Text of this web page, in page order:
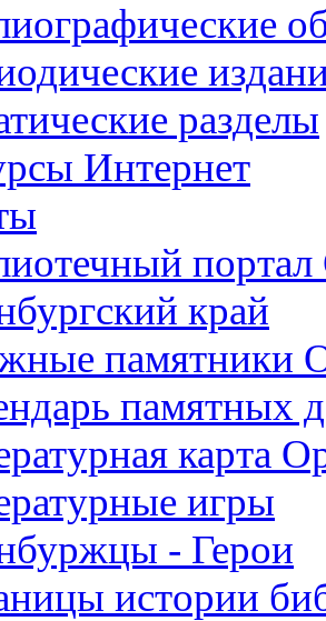
разделы
Интернет
портал
край
памятники
памятных
карта
игры
- Герои
истории